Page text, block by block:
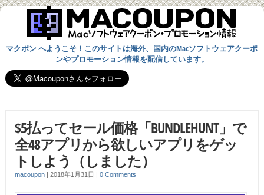
マクポン へようこそ！このサイトは海外、国内のMacソフトウェアクーポ
ンやプロモーション情報を配信しています。
$5払ってセール価格「BUNDLEHUNT」で
全48アプリから欲しいアプリをゲッ
トしよう（しました）
macoupon| 2018年1月31日 | 0 Comments